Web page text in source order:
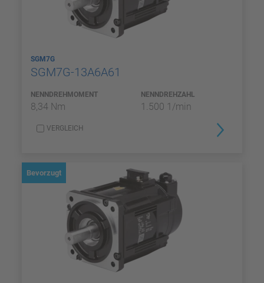
SGM7G
SGM7G-13A6A61
NENNDREHMOMENT
8,34 Nm
NENNDREHZAHL
1.500 1/min
VERGLEICH
Bevorzugt